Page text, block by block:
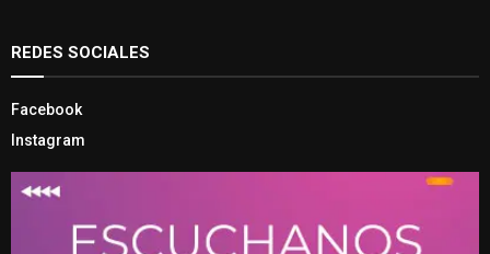
REDES SOCIALES
Facebook
Instagram